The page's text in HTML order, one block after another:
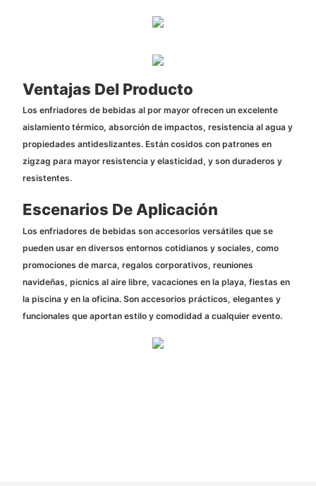
Ventajas Del Producto
Los enfriadores de bebidas al por mayor ofrecen un excelente
aislamiento térmico, absorción de impactos, resistencia al agua y
propiedades antideslizantes. Están cosidos con patrones en
zigzag para mayor resistencia y elasticidad, y son duraderos y
resistentes.
Escenarios De Aplicación
Los enfriadores de bebidas son accesorios versátiles que se
pueden usar en diversos entornos cotidianos y sociales, como
promociones de marca, regalos corporativos, reuniones
navideñas, picnics al aire libre, vacaciones en la playa, fiestas en
la piscina y en la oficina. Son accesorios prácticos, elegantes y
funcionales que aportan estilo y comodidad a cualquier evento.